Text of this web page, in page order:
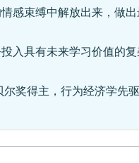
情感束缚中解放出来，做
投入具有未来学习价值的
尔奖得主，行为经济学先